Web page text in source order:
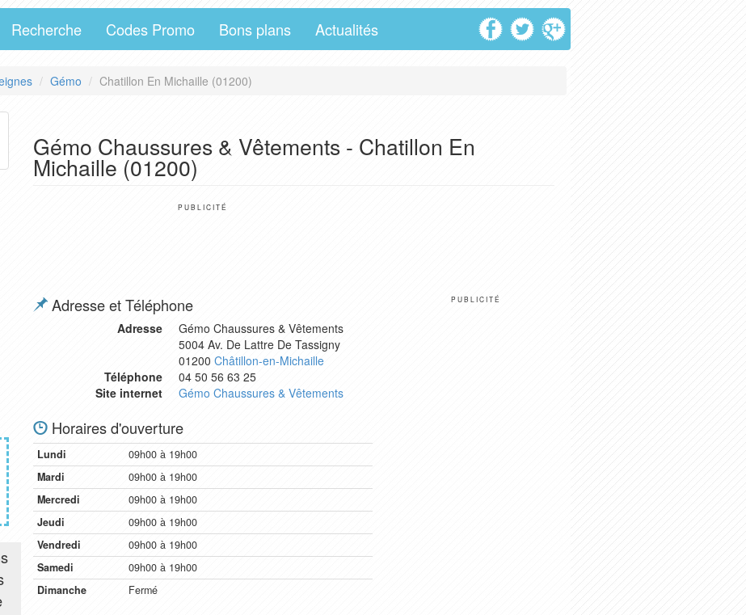
Recherche Codes Promo Bons plans Actualités
Gémo Chatillon En Michaille (01200)
Gémo Chaussures & Vêtements - Chatillon En
Michaille (01200)
PUBLICITÉ
Adresse et Téléphone
Adresse
Gémo Chaussures & Vêtements
5004 Av. De Lattre De Tassigny
01200 Châtillon-en-Michaille
Téléphone
04 50 56 63 25
Site internet
Gémo Chaussures & Vêtements
Horaires d'ouverture
Lundi
09h00 à 19h00
Mardi
09h00 à 19h00
Mercredi
09h00 à 19h00
Jeudi
09h00 à 19h00
Vendredi
09h00 à 19h00
Samedi
09h00 à 19h00
Dimanche
Fermé
PUBLICITÉ